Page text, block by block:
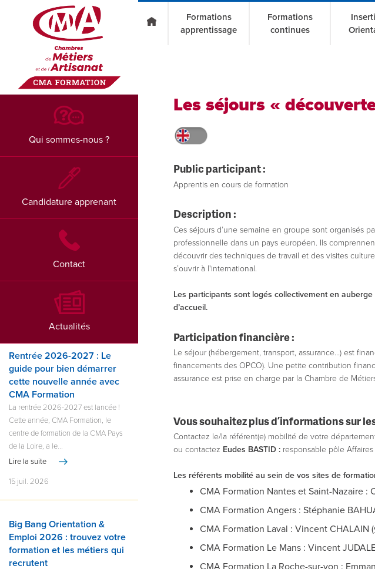
Go to main content
Formations
apprentissage
Formations
continues
Qui sommes-nous ?
Candidature apprenant
Contact
Actualités
Rentrée 2026-2027 : Le
guide pour bien démarrer
cette nouvelle année avec
CMA Formation
La rentrée 2026-2027 est lancée !
Cette année, CMA Formation, le
centre de formation de la CMA Pays
de la Loire, a le...
Lire la suite
15 juil. 2026
Big Bang Orientation &
Emploi 2026 : trouvez votre
formation et les métiers qui
recrutent
Les séjours «
Public participant :
Apprentis en cours de formation
Description :
Ces séjours d’une semaine en groupe sont organisés
professionnelle dans un pays européen. Ils
découvrir des techniques de travail et des visites
s’ouvrir à l'international.
Les participants sont logés collectivement en
d’accueil.
Participation financière :
Le séjour (hébergement, transport, assurance…) est
financements des OPCO). Une petite contribution
assurance est prise en charge par la Chambre de
Vous souhaitez plus d’informations sur
Contactez le/la référent(e) mobilité de votre
ou contactez Eudes BASTID : responsable pôle
Les référents mobilité au sein de vos sites de
CMA Formation Nantes et Saint-Nazaire :
CMA Formation Angers : Stéphanie
CMA Formation Laval : Vincent CHALAIN (
CMA Formation Le Mans : Vincent